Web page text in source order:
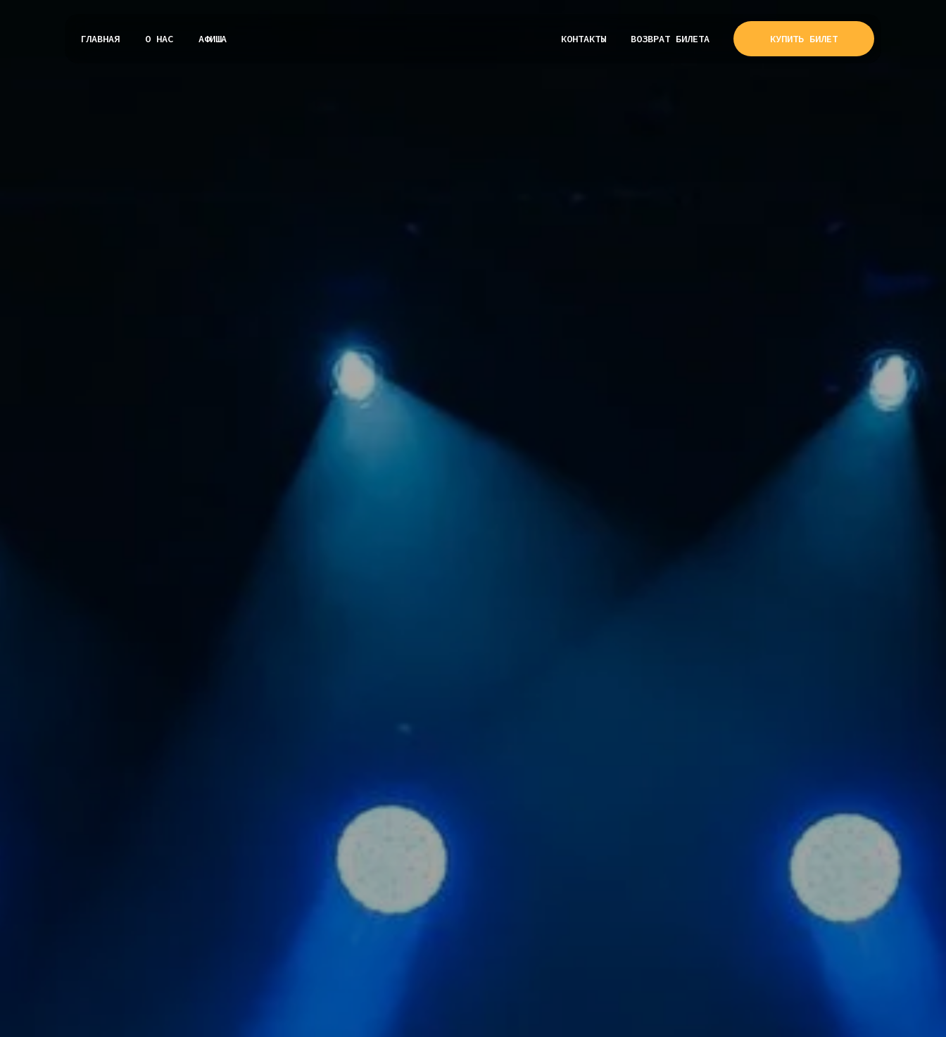
ВОЗВРАТ БИЛЕТА
КОНТАКТЫ
АФИША
О НАС
ГЛАВНАЯ КУПИТЬ БИЛЕТ